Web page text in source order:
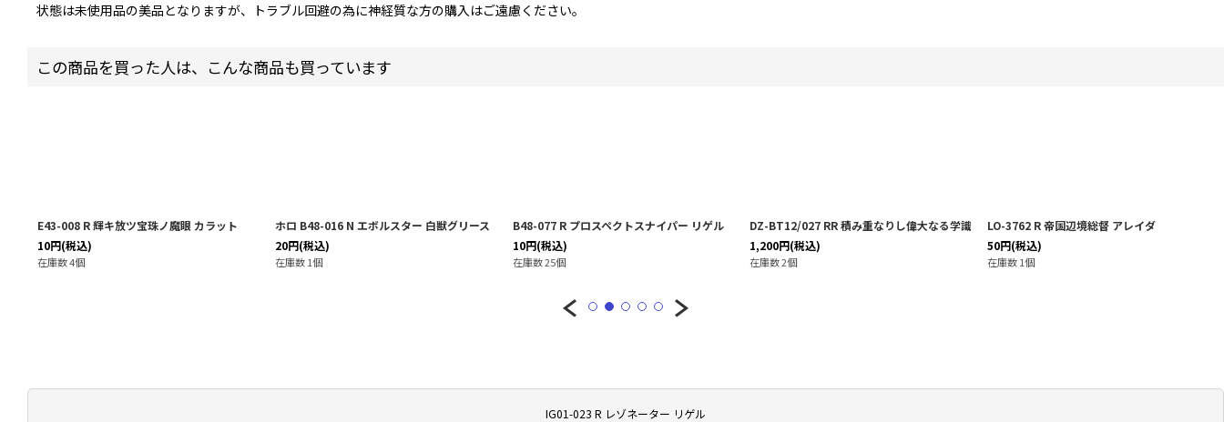
IG01-023 R レゾネーター リゲル
状態は未使用品の美品となりますが、トラブル回避の為に神経質な方の購入はご遠慮ください。
この商品を買った人は、こんな商品も買っています
E43-008 R 輝キ放ツ宝珠ノ魔眼 カラット
10円(税込)
在庫数 4個
ホロ B48-016 N エボルスター 白獣グリース
20円(税込)
在庫数 1個
B48-077 R プロスペクトスナイパー リゲル
10円(税込)
在庫数 25個
DZ-BT12/027 RR 積み重なりし偉大なる学識
1,200円(税込)
在庫数 2個
LO-3762 R 帝国辺境総督 アレイダ
50円(税込)
在庫数 1個